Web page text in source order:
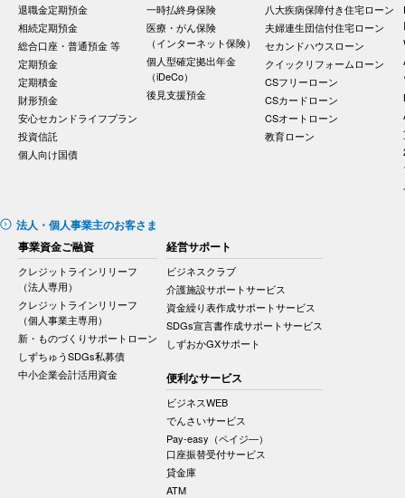
退職金定期預金
相続定期預金
総合口座・普通預金 等
定期預金
定期積金
財形預金
安心セカンドライフプラン
投資信託
個人向け国債
一時払終身保険
医療・がん保険
（インターネット保険）
個人型確定拠出年金
（iDeCo）
後見支援預金
八大疾病保障付き住宅ローン
夫婦連生団信付住宅ローン
セカンドハウスローン
クイックリフォームローン
CSフリーローン
CSカードローン
CSオートローン
教育ローン
法人・個人事業主のお客さま
事業資金ご融資
クレジットラインリリーフ
（法人専用）
クレジットラインリリーフ
（個人事業主専用）
新・ものづくりサポートローン
しずちゅうSDGs私募債
中小企業会計活用資金
経営サポート
ビジネスクラブ
介護施設サポートサービス
資金繰り表作成サポートサービス
SDGs宣言書作成サポートサービス
しずおかGXサポート
便利なサービス
ビジネスWEB
でんさいサービス
Pay-easy（ペイジ―）
口座振替受付サービス
貸金庫
ATM